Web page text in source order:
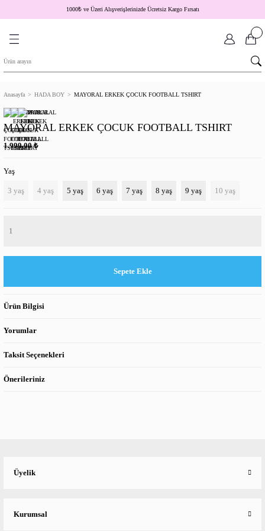
1000₺ve Üzeri Alışverişlerinizde Ücretsiz Kargo Fırsatı
Anasayfa HADA BOY MAYORAL ERKEK ÇOCUK FOOTBALL TSHIRT
MAYORAL ERKEK ÇOCUK FOOTBALL TSHIRT
1.999,00₺
Yaş
3 yaş 4 yaş 5 yaş 6 yaş 7 yaş 8 yaş 9 yaş 10 yaş
Sepete Ekle
Ürün Bilgisi
Yorumlar
Taksit Seçenekleri
Önerileriniz
Üyelik
Kurumsal